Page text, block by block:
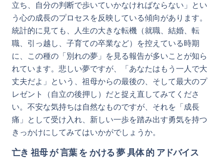
立ち、自分の判断で歩いていかなければならない」とい
う心の成長のプロセスを反映している傾向があります。
統計的に見ても、人生の大きな転機（就職、結婚、転
職、引っ越し、子育ての卒業など）を控えている時期
に、この種の「別れの夢」を見る報告が多いことが知ら
れています。悲しい夢ですが、「あなたはもう一人で大
丈夫だよ」という、祖母からの最後の、そして最大のプ
レゼント（自立の後押し）だと捉え直してみてくださ
い。不安な気持ちは自然なものですが、それを「成長
痛」として受け入れ、新しい一歩を踏み出す勇気を持つ
きっかけにしてみてはいかがでしょうか。
亡き 祖母 が 言葉 を かける 夢 具体 的 アドバイス